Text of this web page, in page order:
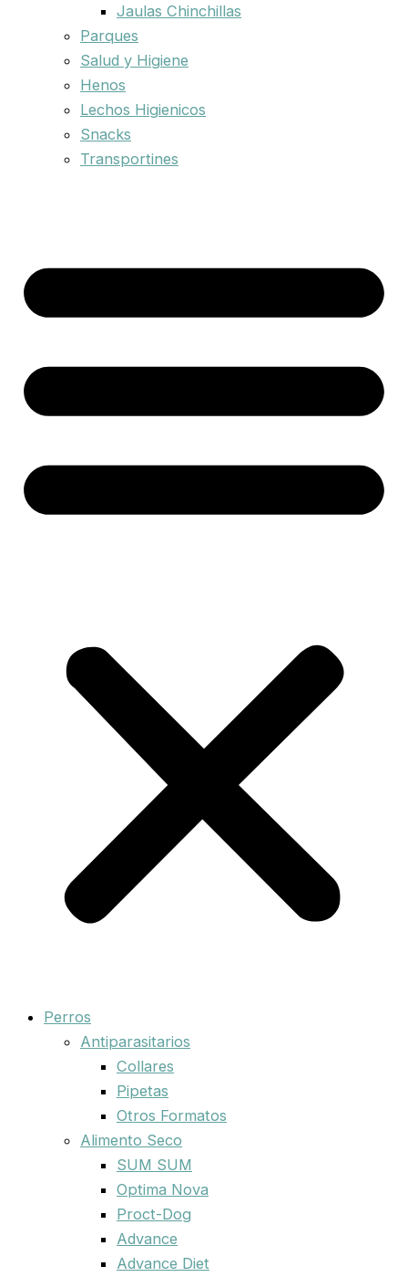
Jaulas Chinchillas
Parques
Salud y Higiene
Henos
Lechos Higienicos
Snacks
Transportines
Perros
Antiparasitarios
Collares
Pipetas
Otros Formatos
Alimento Seco
SUM SUM
Optima Nova
Proct-Dog
Advance
Advance Diet